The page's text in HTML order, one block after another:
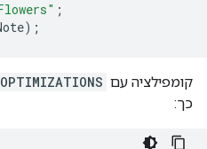
;
);
קומפילציה עם
כך: